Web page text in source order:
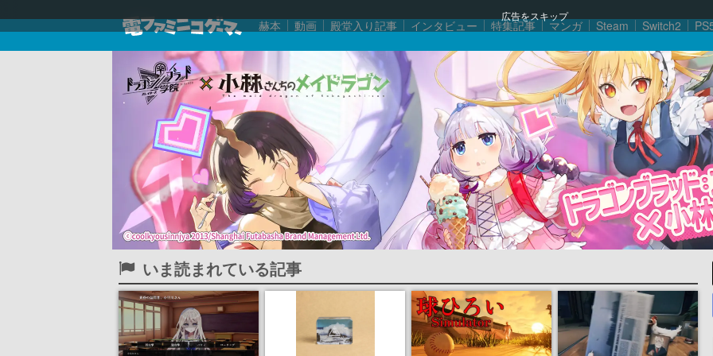
広告をスキップ
赫本 動画 殿堂入り記事 インタビュー 特集記事 マンガ Steam Switch2
いま読まれている記事